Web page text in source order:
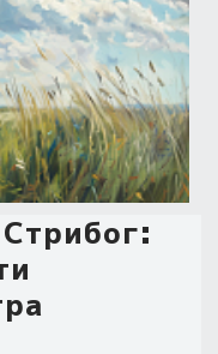
Рез Рода:
и «Резы